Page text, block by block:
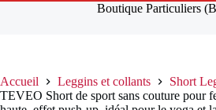
Boutique Particuliers
Accueil Leggins et collants
Short
TEVEO Short de sport sans couture pour